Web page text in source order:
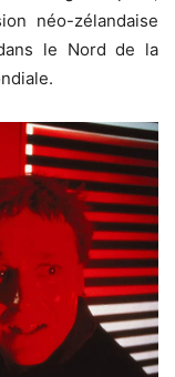
néo-zélandaise
le Nord de la